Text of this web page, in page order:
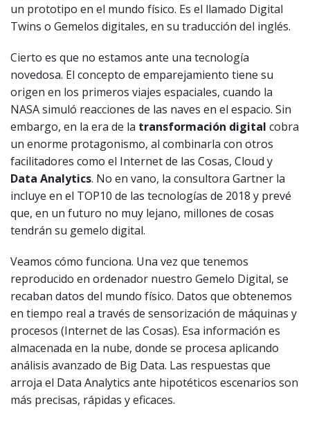
un prototipo en el mundo físico. Es el llamado Digital
Twins o Gemelos digitales, en su traducción del inglés.
Cierto es que no estamos ante una tecnología
novedosa. El concepto de emparejamiento tiene su
origen en los primeros viajes espaciales, cuando la
NASA simuló reacciones de las naves en el espacio. Sin
embargo, en la era de la transformación digital cobra
un enorme protagonismo, al combinarla con otros
facilitadores como el Internet de las Cosas, Cloud y
Data Analytics. No en vano, la consultora Gartner la
incluye en el TOP10 de las tecnologías de 2018 y prevé
que, en un futuro no muy lejano, millones de cosas
tendrán su gemelo digital.
Veamos cómo funciona. Una vez que tenemos
reproducido en ordenador nuestro Gemelo Digital, se
recaban datos del mundo físico. Datos que obtenemos
en tiempo real a través de sensorización de máquinas y
procesos (Internet de las Cosas). Esa información es
almacenada en la nube, donde se procesa aplicando
análisis avanzado de Big Data. Las respuestas que
arroja el Data Analytics ante hipotéticos escenarios son
más precisas, rápidas y eficaces.